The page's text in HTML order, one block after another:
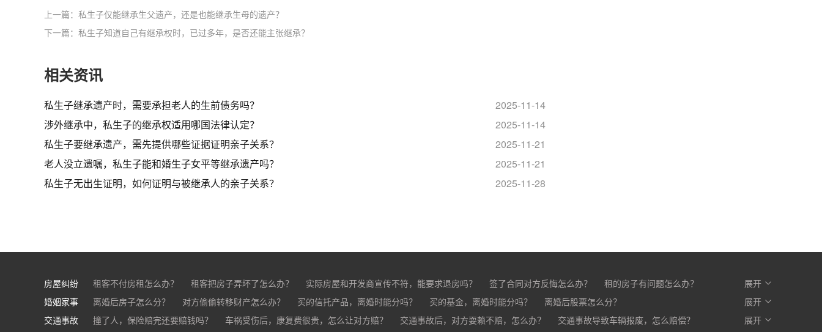
上一篇：私生子仅能继承生父遗产，还是也能继承生母的遗产？
下一篇：私生子知道自己有继承权时，已过多年，是否还能主张继承？
相关资讯
私生子继承遗产时，需要承担老人的生前债务吗？
2025-11-14
涉外继承中，私生子的继承权适用哪国法律认定？
2025-11-14
私生子要继承遗产，需先提供哪些证据证明亲子关系？
2025-11-21
老人没立遗嘱，私生子能和婚生子女平等继承遗产吗？
2025-11-21
私生子无出生证明，如何证明与被继承人的亲子关系？
2025-11-28
房屋纠纷 租客不付房租怎么办？ 租客把房子弄坏了怎么办？ 实际房屋和开发商宣传不符，能要求退房吗？ 签了合同对方反悔怎么办？
租的房子有问题怎么办？
房东不退押金怎么办？
买房的定金能退吗？ 买的房子有问题怎么办？ 买家跳单怎么办？ 购买的房子有抵押怎么办？ 开发商不交房怎么办?
展开
婚姻家事
离婚后房子怎么分？ 对方偷偷转移财产怎么办？ 买的信托产品，离婚时能分吗？ 买的基金，离婚时能分吗？
离婚后股票怎么分？
离婚了公司股权怎么处理？
离婚后财产怎么分？
展开
交通事故
撞了人，保险赔完还要赔钱吗？ 车祸受伤后，康复费很贵，怎么让对方赔？ 交通事故后，对方耍赖不赔，怎么办？ 交通事故导致车辆报废，怎么赔偿？ 展开